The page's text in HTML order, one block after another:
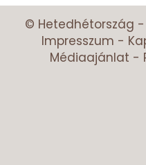
© Hetedhétország
Impresszum -
Médiaajánlat -